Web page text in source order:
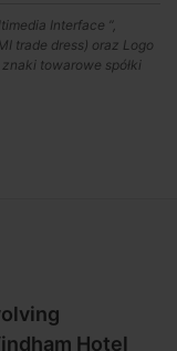
Interface ”,
trade dress) oraz Logo
towarowe spółki
Hotel